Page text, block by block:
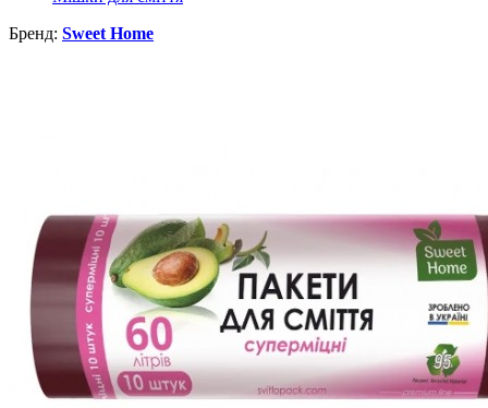
Бренд: Sweet Home